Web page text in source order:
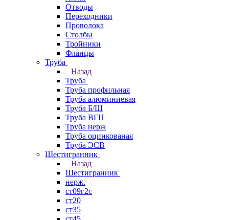
Отводы
Переходники
Проволока
Столбы
Тройники
Фланцы
Труба
Назад
Труба
Труба профильная
Труба алюминиевая
Труба Б/Ш
Труба ВГП
Труба нерж
Труба оцинкованая
Труба ЭСВ
Шестигранник
Назад
Шестигранник
нерж.
ст09г2с
ст20
ст35